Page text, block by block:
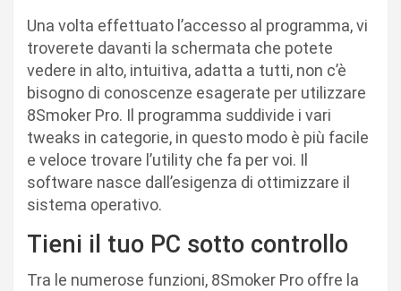
Una volta effettuato l’accesso al programma, vi
troverete davanti la schermata che potete
vedere in alto, intuitiva, adatta a tutti, non c’è
bisogno di conoscenze esagerate per utilizzare
8Smoker Pro. Il programma suddivide i vari
tweaks in categorie, in questo modo è più facile
e veloce trovare l’utility che fa per voi. Il
software nasce dall’esigenza di ottimizzare il
sistema operativo.
Tieni il tuo PC sotto controllo
Tra le numerose funzioni, 8Smoker Pro offre la